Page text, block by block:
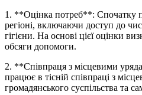
1. **Оцінка потреб**: Спочатку
регіоні, включаючи доступ до
гігієни. На основі цієї оцінки
обсяги допомоги.
2. **Співпраця з місцевими
працює в тісній співпраці з
громадянського суспільства та